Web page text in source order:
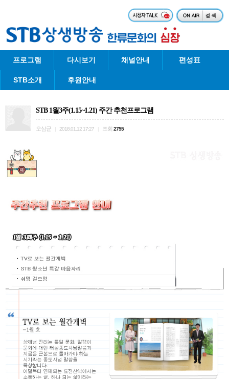
프로그램 다시보기 채널안내 편성표
STB소개 후원안내
STB 1월3주(1.15~1.21) 주간 추천프로그램
오삼균 2018.01.12 17:27 조회 2755